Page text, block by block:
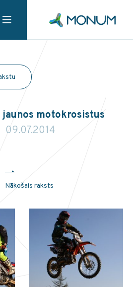
jaunos motokrosistus
09.07.2014
Nākošais raksts